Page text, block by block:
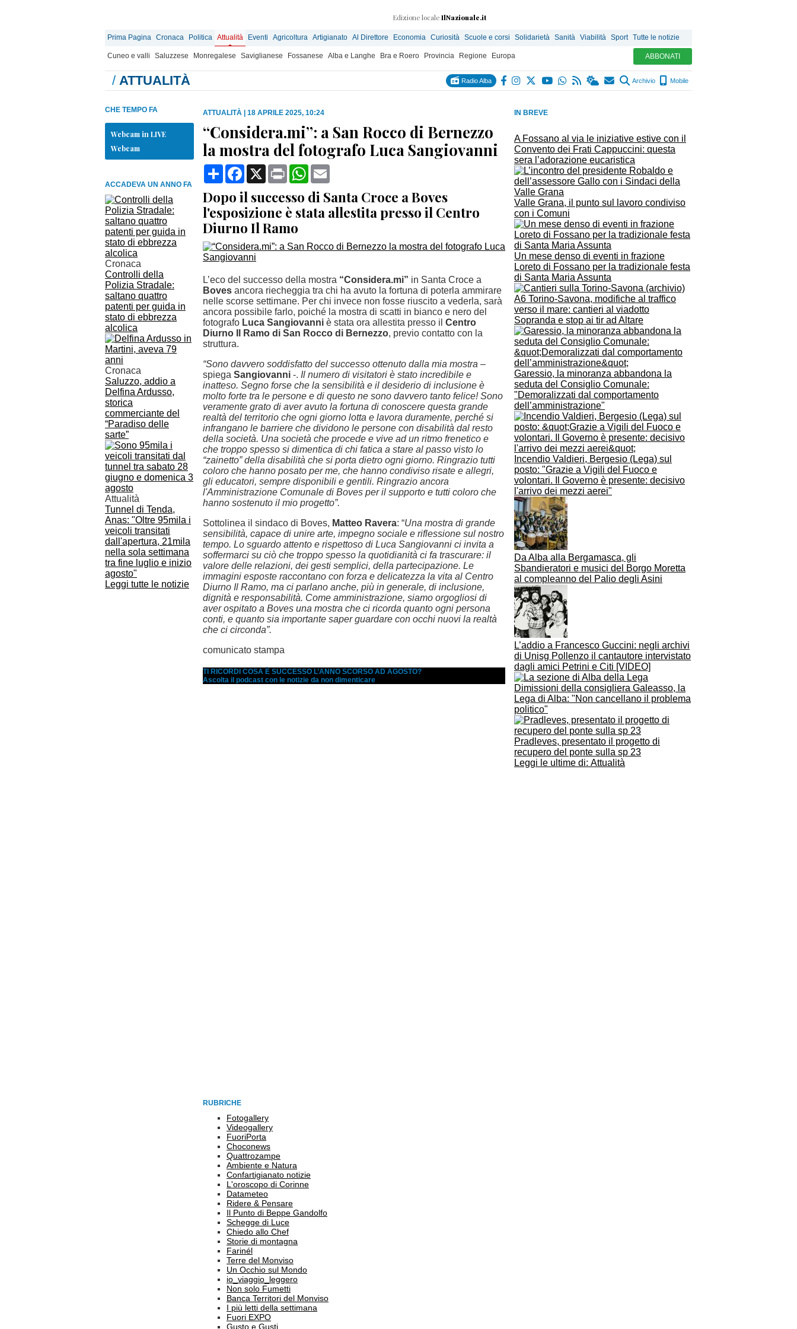
Edizione locale IlNazionale.it
Prima Pagina Cronaca Politica Attualità Eventi Agricoltura Artigianato Al Direttore Economia Curiosità Scuole e corsi Solidarietà Sanità Viabilità Sport Tutte le notizie
Cuneo e valli Saluzzese Monregalese Saviglianese Fossanese Alba e Langhe Bra e Roero Provincia Regione Europa ABBONATI
/ ATTUALITÀ Radio Alba Archivio Mobile
IN BREVE
A Fossano al via le iniziative estive con il
Convento dei Frati Cappuccini: questa
sera l’adorazione eucaristica
Valle Grana, il punto sul lavoro condiviso
con i Comuni
Un mese denso di eventi in frazione
Loreto di Fossano per la tradizionale festa
di Santa Maria Assunta
A6 Torino-Savona, modifiche al traffico
verso il mare: cantieri al viadotto
Sopranda e stop ai tir ad Altare
Garessio, la minoranza abbandona la
seduta del Consiglio Comunale:
"Demoralizzati dal comportamento
dell’amministrazione"
Incendio Valdieri, Bergesio (Lega) sul
posto: "Grazie a Vigili del Fuoco e
volontari. Il Governo è presente: decisivo
l'arrivo dei mezzi aerei"
Da Alba alla Bergamasca, gli
Sbandieratori e musici del Borgo Moretta
al compleanno del Palio degli Asini
L’addio a Francesco Guccini: negli archivi
di Unisg Pollenzo il cantautore intervistato
dagli amici Petrini e Citi [VIDEO]
Dimissioni della consigliera Galeasso, la
Lega di Alba: "Non cancellano il problema
politico"
Pradleves, presentato il progetto di
recupero del ponte sulla sp 23
Leggi le ultime di: Attualità
CHE TEMPO FA
Webcam in LIVE
Webcam
ACCADEVA UN ANNO FA
Cronaca
Controlli della
Polizia Stradale:
saltano quattro
patenti per guida in
stato di ebbrezza
alcolica
Cronaca
Saluzzo, addio a
Delfina Ardusso,
storica
commerciante del
“Paradiso delle
sarte”
Attualità
Tunnel di Tenda,
Anas: "Oltre 95mila i
veicoli transitati
dall'apertura, 21mila
nella sola settimana
tra fine luglio e inizio
agosto"
Leggi tutte le notizie
ATTUALITÀ 18 APRILE 2025, 10:24
“Considera.mi”: a San Rocco di Bernezzo
la mostra del fotografo Luca Sangiovanni
CondividiFacebook
X Print WhatsApp
Dopo il successo di Santa Croce a Boves
l'esposizione è stata allestita presso il Centro
Diurno Il Ramo
L’eco del successo della mostra “Considera.mi” in Santa Croce a
Boves ancora riecheggia tra chi ha avuto la fortuna di poterla ammirare
nelle scorse settimane. Per chi invece non fosse riuscito a vederla, sarà
ancora possibile farlo, poiché la mostra di scatti in bianco e nero del
fotografo Luca Sangiovanni è stata ora allestita presso il Centro
Diurno Il Ramo di San Rocco di Bernezzo, previo contatto con la
struttura.
“Sono davvero soddisfatto del successo ottenuto dalla mia mostra –
spiega Sangiovanni -. Il numero di visitatori è stato incredibile e
inatteso. Segno forse che la sensibilità e il desiderio di inclusione è
molto forte tra le persone e di questo ne sono davvero tanto felice! Sono
veramente grato di aver avuto la fortuna di conoscere questa grande
realtà del territorio che ogni giorno lotta e lavora duramente, perché si
infrangano le barriere che dividono le persone con disabilità dal resto
della società. Una società che procede e vive ad un ritmo frenetico e
che troppo spesso si dimentica di chi fatica a stare al passo visto lo
“zainetto” della disabilità che si porta dietro ogni giorno. Ringrazio tutti
coloro che hanno posato per me, che hanno condiviso risate e allegri,
gli educatori, sempre disponibili e gentili. Ringrazio ancora
l'Amministrazione Comunale di Boves per il supporto e tutti coloro che
hanno sostenuto il mio progetto”.
Sottolinea il sindaco di Boves, Matteo Ravera: “Una mostra di grande
sensibilità, capace di unire arte, impegno sociale e riflessione sul nostro
tempo. Lo sguardo attento e rispettoso di Luca Sangiovanni ci invita a
soffermarci su ciò che troppo spesso la quotidianità ci fa trascurare: il
valore delle relazioni, dei gesti semplici, della partecipazione. Le
immagini esposte raccontano con forza e delicatezza la vita al Centro
Diurno Il Ramo, ma ci parlano anche, più in generale, di inclusione,
dignità e responsabilità. Come amministrazione, siamo orgogliosi di
aver ospitato a Boves una mostra che ci ricorda quanto ogni persona
conti, e quanto sia importante saper guardare con occhi nuovi la realtà
che ci circonda”.
comunicato stampa
TI RICORDI COSA È SUCCESSO L’ANNO SCORSO AD AGOSTO?
Ascolta il podcast con le notizie da non dimenticare
RUBRICHE
Fotogallery
Videogallery
FuoriPorta
Choconews
Quattrozampe
Ambiente e Natura
Confartigianato notizie
L'oroscopo di Corinne
Datameteo
Ridere & Pensare
Il Punto di Beppe Gandolfo
Schegge di Luce
Chiedo allo Chef
Storie di montagna
Farinél
Terre del Monviso
Un Occhio sul Mondo
io_viaggio_leggero
Non solo Fumetti
Banca Territori del Monviso
I più letti della settimana
Fuori EXPO
Gusto e Gusti